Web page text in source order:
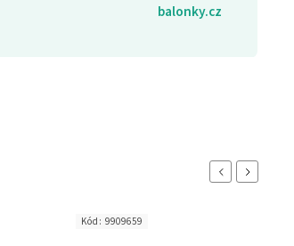
balonky.cz
Previous
Kód: 9909659
Next